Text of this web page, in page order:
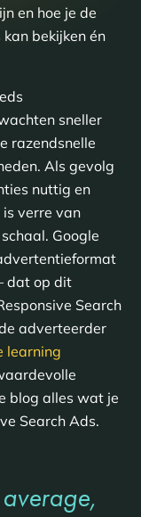
en hoe je de
bekijken én
sneller
razendsnelle
Als gevolg
nuttig en
verre van
Google
dat op dit
Search
adverteerder
learning
blog alles wat je
Search Ads.